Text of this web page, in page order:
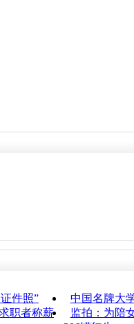
件照”
中国名牌大
职者称薪
监拍：为陪